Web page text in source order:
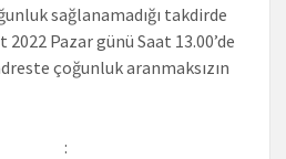
sağlanamadığı takdirde
Pazar günü Saat 13.00’de
çoğunluk aranmaksızın
M :